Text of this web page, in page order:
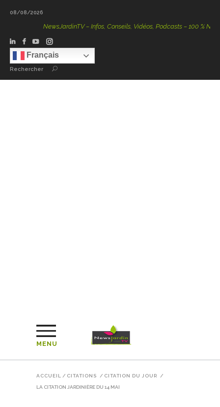
08/08/2026
NewsJardinTV – Infos, Conseils, Vidéos, Podcasts – 100 % Nature
Français
Rechercher
MENU
ACCUEIL / CITATIONS / CITATION DU JOUR /
LA CITATION JARDINIÈRE DU 14 MAI